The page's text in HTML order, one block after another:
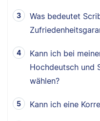
Was bedeutet
Kann ich bei
Hochdeutsch und
wählen?
Kann ich eine